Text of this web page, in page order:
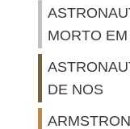
MORTO
DE NOS